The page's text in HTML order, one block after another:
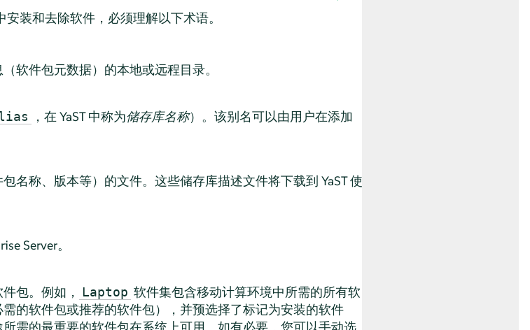
安装和去除软件，必须理解以下术语。
软件包元数据）的本地或远程目录。
，在 YaST 中称为储存库名称）。该别名可以由用户在添加
名称、版本等）的文件。这些储存库描述文件将下载到 YaST 使
Server。
包。例如， Laptop 软件集包含移动计算环境中所需的所有软
的软件包或推荐的软件包），并预选择了标记为安装的软件
需的最重要的软件包在系统上可用。如有必要，您可以手动选